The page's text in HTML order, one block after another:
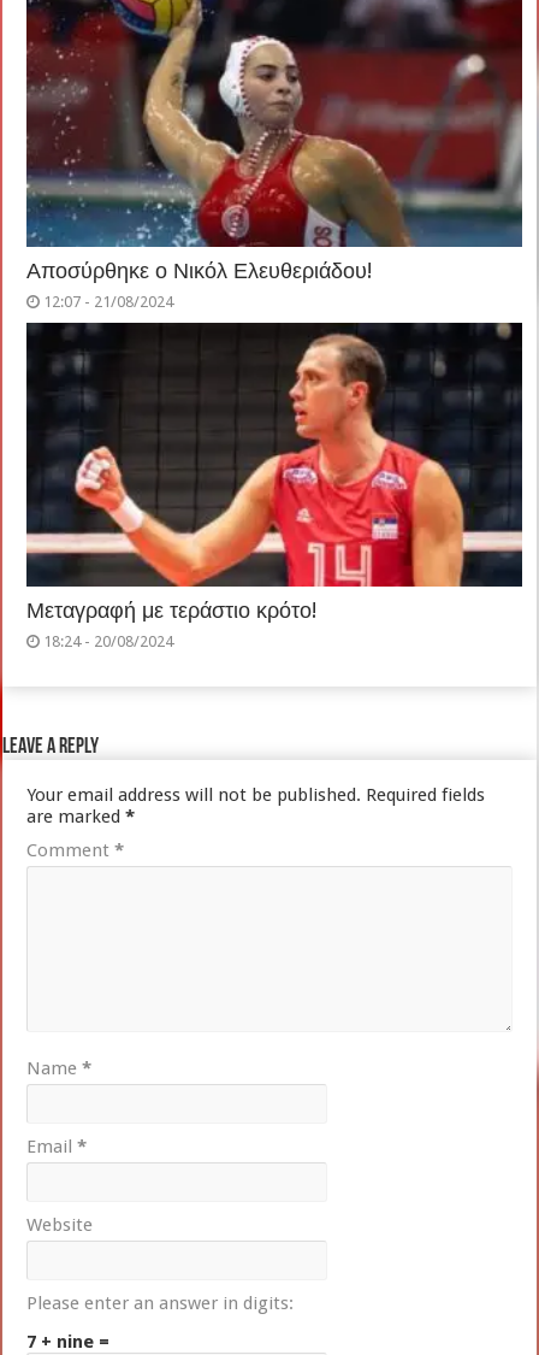
Αποσύρθηκε ο Νικόλ Ελευθεριάδου!
12:07 - 21/08/2024
Μεταγραφή με τεράστιο κρότο!
18:24 - 20/08/2024
Leave a Reply
Your email address will not be published. Required fields
are marked*
Comment*
Name*
Email*
Website
Please enter an answer in digits:
7 + nine =